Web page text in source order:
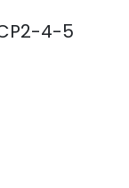
4-5